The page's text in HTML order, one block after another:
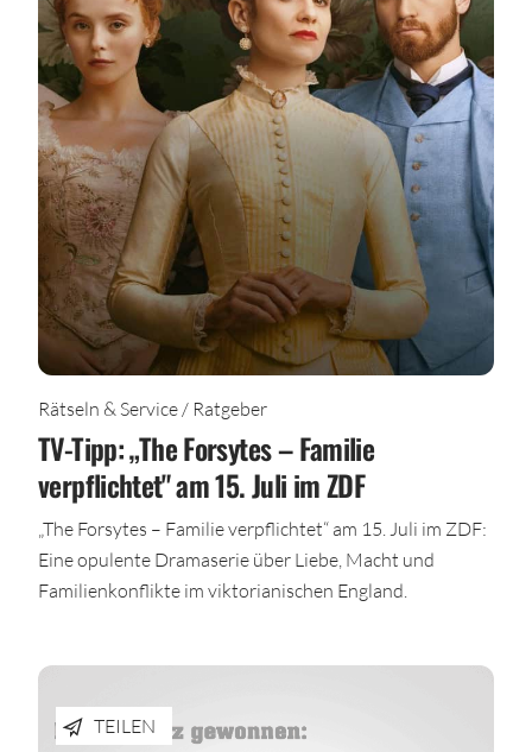
Rätseln & Service / Ratgeber
TV-Tipp: „The Forsytes – Familie
verpflichtet" am 15. Juli im ZDF
„The Forsytes – Familie verpflichtet“ am 15. Juli im ZDF:
Eine opulente Dramaserie über Liebe, Macht und
Familienkonflikte im viktorianischen England.
TEILEN